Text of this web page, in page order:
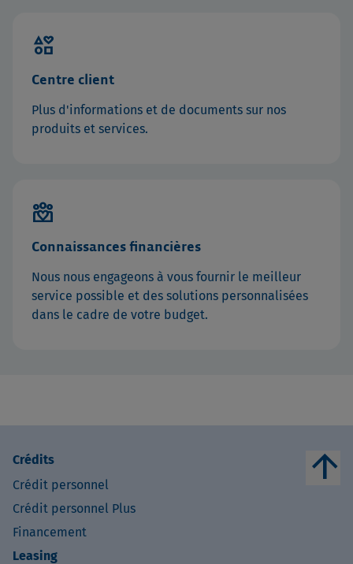
interests
Centre client
Plus d'informations et de documents sur nos
produits et services.
diversity_4
Connaissances financières
Nous nous engageons à vous fournir le meilleur
service possible et des solutions personnalisées
dans le cadre de votre budget.
Crédits
Crédit personnel
Crédit personnel Plus
Financement
Leasing
arrow_upward